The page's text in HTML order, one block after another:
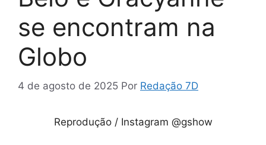
se encontram na
Globo
4 de agosto de 2025 Por Redação 7D
Reprodução / Instagram @gshow